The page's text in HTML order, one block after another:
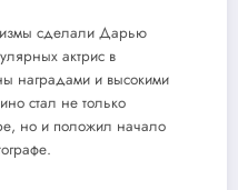
сделали Дарью
актрис в
наградами и высокими
стал не только
но и положил начало